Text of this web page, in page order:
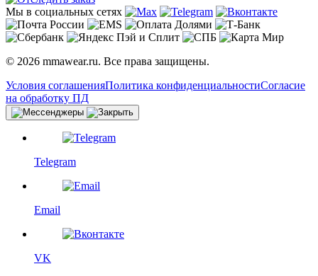
Мы в социальных сетях
© 2026 mmawear.ru. Все права защищены.
Условия соглашенияПолитика конфиденциальностиСогласие
на обработку ПД
Telegram
Email
VK